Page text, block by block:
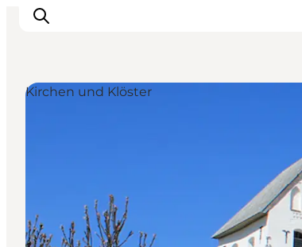
Unterkünfte
Reiseplanung
Kirchen und Klöster